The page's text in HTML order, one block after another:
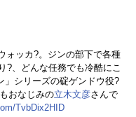
ォッカ?。ジンの部下で各種
?、どんな任務でも冷酷にこ
」シリーズの碇ゲンドウ役?
おなじみの立木文彦さんで
TvbDix2HID